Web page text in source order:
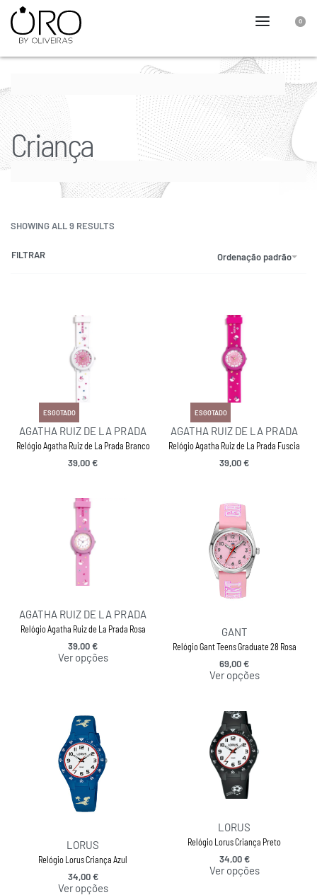
0
Criança
SHOWING ALL 9 RESULTS
Ordenação padrão
FILTRAR
ESGOTADO
AGATHA RUIZ DE LA PRADA
Relógio Agatha Ruiz de La Prada Branco
39,00€
ESGOTADO
AGATHA RUIZ DE LA PRADA
Relógio Agatha Ruiz de La Prada Fuscia
39,00€
AGATHA RUIZ DE LA PRADA
Relógio Agatha Ruiz de La Prada Rosa
39,00€
Ver opções
GANT
Relógio Gant Teens Graduate 28 Rosa
69,00€
Ver opções
LORUS
Relógio Lorus Criança Azul
34,00€
Ver opções
LORUS
Relógio Lorus Criança Preto
34,00€
Ver opções